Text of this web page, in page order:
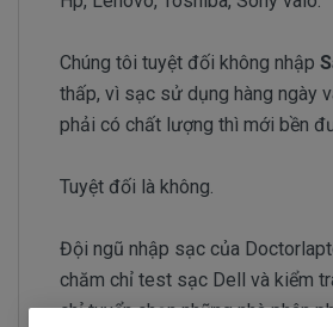
Chúng tôi tuyệt đối không nhập
thấp, vì sạc sử dụng hàng ngày
phải có chất lượng thì mới bền
Tuyệt đối là không.
Đội ngũ nhập sạc của
chăm chỉ test sạc Dell và kiểm
chỉ tuyển chọn những nhà phân